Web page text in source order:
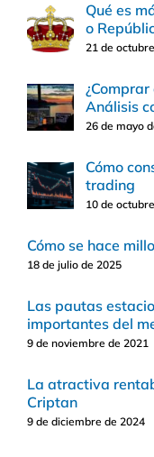
Qué es
o
21 de
Análisis
26 de mayo
Cómo
trading
10 de
Cómo se hace
18 de julio de 2025
Las pautas
importantes del
9 de noviembre de 2021
La atractiva
Criptan
9 de diciembre de 2024